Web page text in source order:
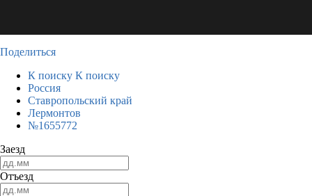
Поделиться
К поиску К поиску
Россия
Ставропольский край
Лермонтов
№1655772
Заезд
Отъезд